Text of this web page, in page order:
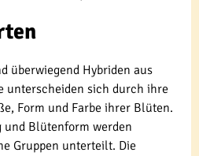
überwiegend Hybriden aus
unterscheiden sich durch ihre
Form und Farbe ihrer Blüten.
und Blütenform werden
Gruppen unterteilt. Die